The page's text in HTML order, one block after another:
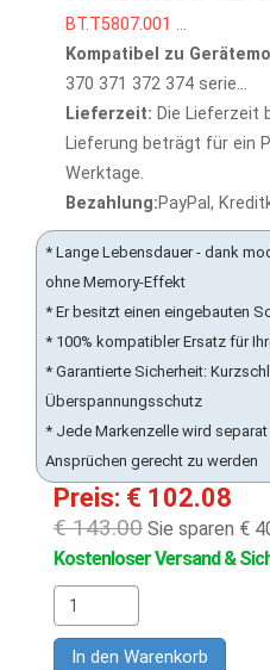
BT.T5807.001 ...
Kompatibel zu
370 371 372 374 serie...
Lieferzeit: Die Lieferzeit
Lieferung beträgt für ein
Werktage.
Bezahlung:PayPal,
* Lange Lebensdauer - dank
ohne Memory-Effekt
* Er besitzt einen eingebauten
* 100% kompatibler Ersatz für
* Garantierte Sicherheit:
Überspannungsschutz
* Jede Markenzelle wird
Ansprüchen gerecht zu werden
Preis: € 102.08
€ 143.00 Sie sparen €
Kostenloser Versand &
In den Warenkorb